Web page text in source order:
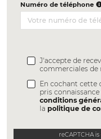
Numéro de téléphone
J'accepte de
commerciales de
En cochant cette
pris
conditions
la politique de
reCAPTCHA